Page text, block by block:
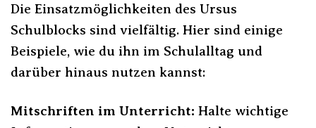
Die Einsatzmöglichkeiten des Ursus
Schulblocks sind vielfältig. Hier sind einige
Beispiele, wie du ihn im Schulalltag und
darüber hinaus nutzen kannst:
Mitschriften im Unterricht: Halte wichtige